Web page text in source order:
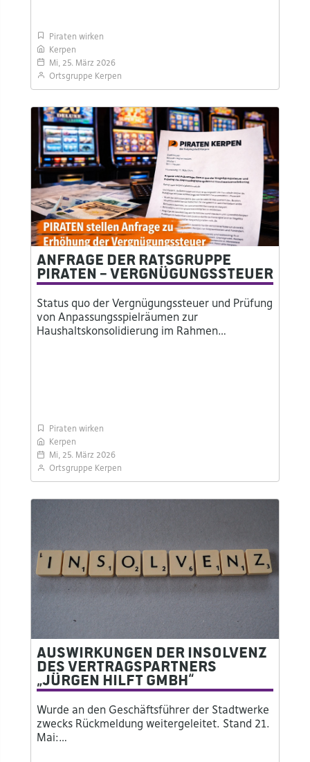
Piraten wirken
Kerpen
Mi, 25. März 2026
Ortsgruppe Kerpen
Anfrage der Ratsgruppe
PIRATEN – Vergnügungssteuer
Status quo der Vergnügungssteuer und Prüfung
von Anpassungsspielräumen zur
Haushaltskonsolidierung im Rahmen…
Piraten wirken
Kerpen
Mi, 25. März 2026
Ortsgruppe Kerpen
Auswirkungen der Insolvenz
des Vertragspartners
„Jürgen Hilft GmbH“
Wurde an den Geschäftsführer der Stadtwerke
zwecks Rückmeldung weitergeleitet. Stand 21.
Mai:…